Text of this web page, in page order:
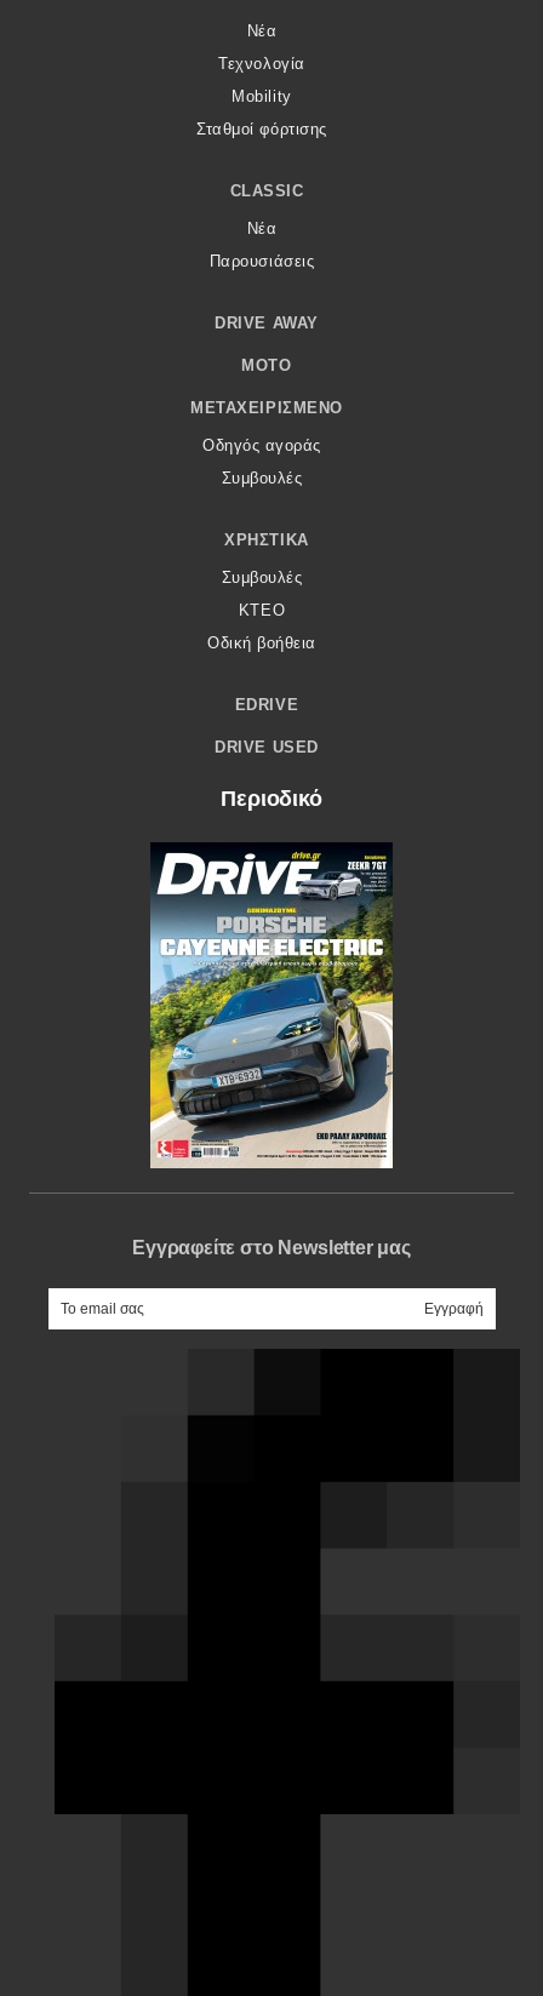
Νέα
Τεχνολογία
Mobility
Σταθμοί φόρτισης
CLASSIC
Νέα
Παρουσιάσεις
DRIVE AWAY
MOTO
ΜΕΤΑΧΕΙΡΙΣΜΈΝΟ
Οδηγός αγοράς
Συμβουλές
ΧΡΗΣΤΙΚΆ
Συμβουλές
ΚΤΕΟ
Οδική βοήθεια
EDRIVE
DRIVE USED
Περιοδικό
Εγγραφείτε στο Newsletter μας
e-mail